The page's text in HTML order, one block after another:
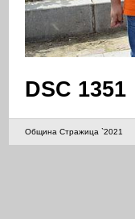
DSC 1351
Община Стражица `2021